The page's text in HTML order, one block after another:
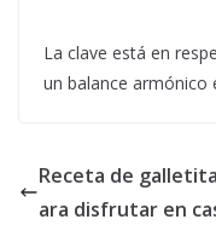
La clave está en
un balance armónico
Receta de
ara disfrutar en